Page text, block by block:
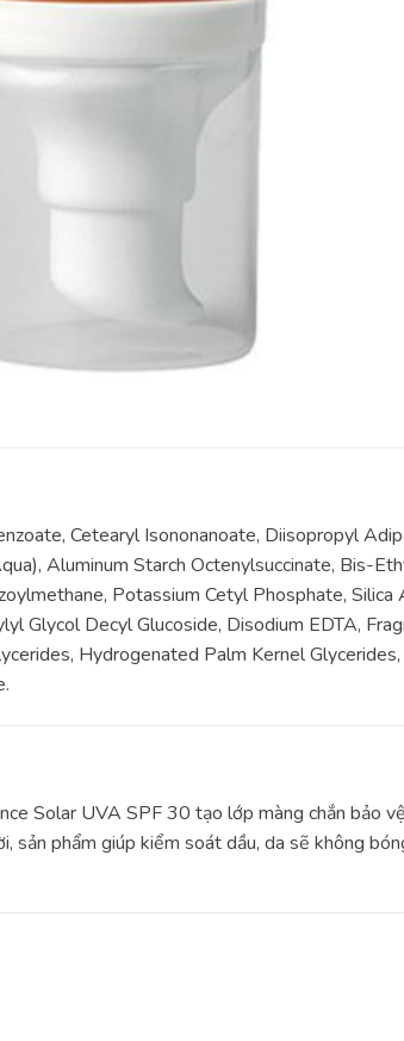
Cetearyl Isononanoate, Diisopropyl
Aluminum Starch Octenylsuccinate, Bis-
Potassium Cetyl Phosphate,
Glycol Decyl Glucoside, Disodium EDTA,
Hydrogenated Palm Kernel
Solar UVA SPF 30 tạo lớp màng chắn bảo
phẩm giúp kiểm soát dầu, da sẽ không